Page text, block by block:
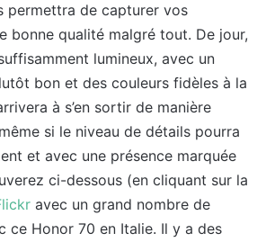
permettra de capturer vos
bonne qualité malgré tout. De jour,
lumineux, avec un
bon et des couleurs fidèles à la
à s’en sortir de manière
si le niveau de détails pourra
et avec une présence marquée
ci-dessous (en cliquant sur la
avec un grand nombre de
ce Honor 70 en Italie. Il y a des